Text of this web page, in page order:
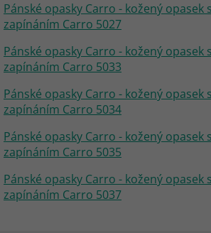
Pánské opasky Carro - kožený opasek
zapínáním Carro 5027
Pánské opasky Carro - kožený opasek
zapínáním Carro 5033
Pánské opasky Carro - kožený opasek
zapínáním Carro 5034
Pánské opasky Carro - kožený opasek
zapínáním Carro 5035
Pánské opasky Carro - kožený opasek
zapínáním Carro 5037